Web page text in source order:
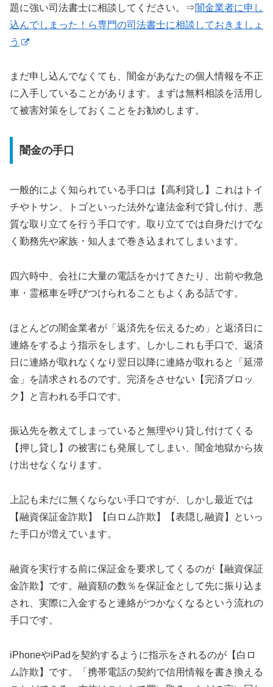
題に強い司法書士に相談してください。⇒闇金業者に申し
込んでしまった！ら専門の司法書士に相談しておきましょ
う
まだ申し込んでなくても、闇金があなたの個人情報を不正
に入手していることがあります。まずは無料相談を活用し
て被害対策をしておくことをお勧めします。
闇金の手口
一般的によく知られている手口は【高利貸し】これはトイ
チやトサン、トゴといった法外な違法金利で貸し付け、悪
質な取り立てを行う手口です。取り立てでは自身だけでな
く勤務先や家族・知人まで巻き込まれてしまいます。
四六時中、会社に大量の電話をかけてきたり、出前や救急
車・霊柩車を呼びつけられることもよくある話です。
ほとんどの闇金業者が「返済先を伝えるため」と返済日に
連絡をするよう指示をします。しかしこれも手口で、返済
日に連絡が取れなくなり翌日以降に連絡が取れると「延滞
金」を請求されるのです。完済をさせない【完済ブロッ
ク】と言われる手口です。
振込先を教えてしまっていると無理やり貸し付けてくる
【押し貸し】の被害にも発展してしまい、闇金地獄から抜
け出せなくなります。
上記も未だに無くならない手口ですが、しかし最近では
【融資保証金詐欺】【白ロム詐欺】【表隠し融資】といっ
た手口が増えています。
融資を実行する前に保証金を要求してくるのが【融資保証
金詐欺】です。融資額の数％を保証金として先に振り込ま
され、実際に入金すると連絡がつかなくなるという流れの
手口です。
iPhoneやiPadを契約するように指示をされるのが【白ロ
ム詐欺】です。「携帯電話の契約で信用情報を書き換える